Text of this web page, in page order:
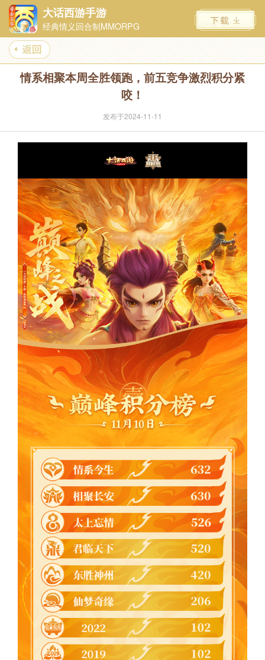
大话西游手游
经典情义回合制MMORPG
情系相聚本周全胜领跑，前五竞争激烈积分紧
咬！
发布于2024-11-11